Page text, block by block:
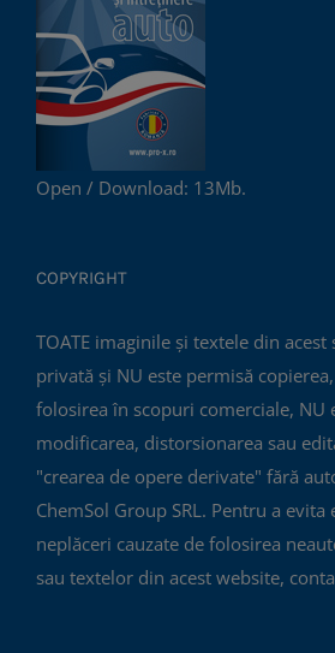
Open / Download: 13Mb.
COPYRIGHT
TOATE imaginile și textele din
privată și NU este permisă
folosirea în scopuri comerciale, NU
modificarea, distorsionarea sau
"crearea de opere derivate" fără
ChemSol Group SRL. Pentru a evita
neplăceri cauzate de folosirea
sau textelor din acest website,